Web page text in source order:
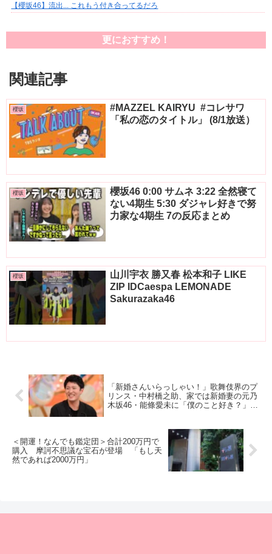
【櫻坂46】流出... これもう付き合ってるだろ
更におすすめ！
関連記事
櫻坂
#MAZZEL KAIRYU ️ #コレサワ
「私の恋のタイトル」 (8/1放送）
櫻坂
櫻坂46 0:00 サムネ 3:22 全然寝て
ない4期生 5:30 ダジャレ好きで努
力家な4期生 7の反応まとめ
櫻坂
山川宇衣 勝又春 松本和子 LIKE
ZIP IDCaespa LEMONADE
Sakurazaka46
「新婚さんいらっしゃい！」歌舞伎界のプ
リンス・中村橋之助、家では新婚妻の元乃
木坂46・能條愛未に「僕のこと好き？」連
＜開運！なんでも鑑定団＞合計200万円で
購入 摩訶不思議な宝石が登場 「もし天
然であれば2000万円」